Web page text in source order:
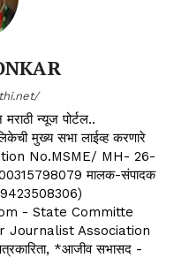
न्यूज पोर्टल..
मुख्य सभा लाईव्ह करणारे
No.MSME/ MH- 26-
मालक-संपादक
- State Committe
Journalist Association
*आजीव सभासद -